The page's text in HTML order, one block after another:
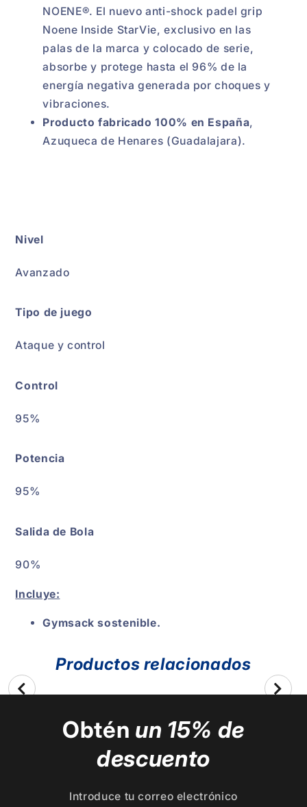
NOENE®. El nuevo anti-shock padel grip
Noene Inside StarVie, exclusivo en las
palas de la marca y colocado de serie,
absorbe y protege hasta el 96% de la
energía negativa generada por choques y
vibraciones.
Producto fabricado 100% en España,
Azuqueca de Henares (Guadalajara).
Nivel
Avanzado
Tipo de juego
Ataque y control
Control
95%
Potencia
95%
Salida de Bola
90%
Incluye:
Gymsack sostenible.
Productos relacionados
Obtén un 15% de
descuento
Introduce tu correo electrónico